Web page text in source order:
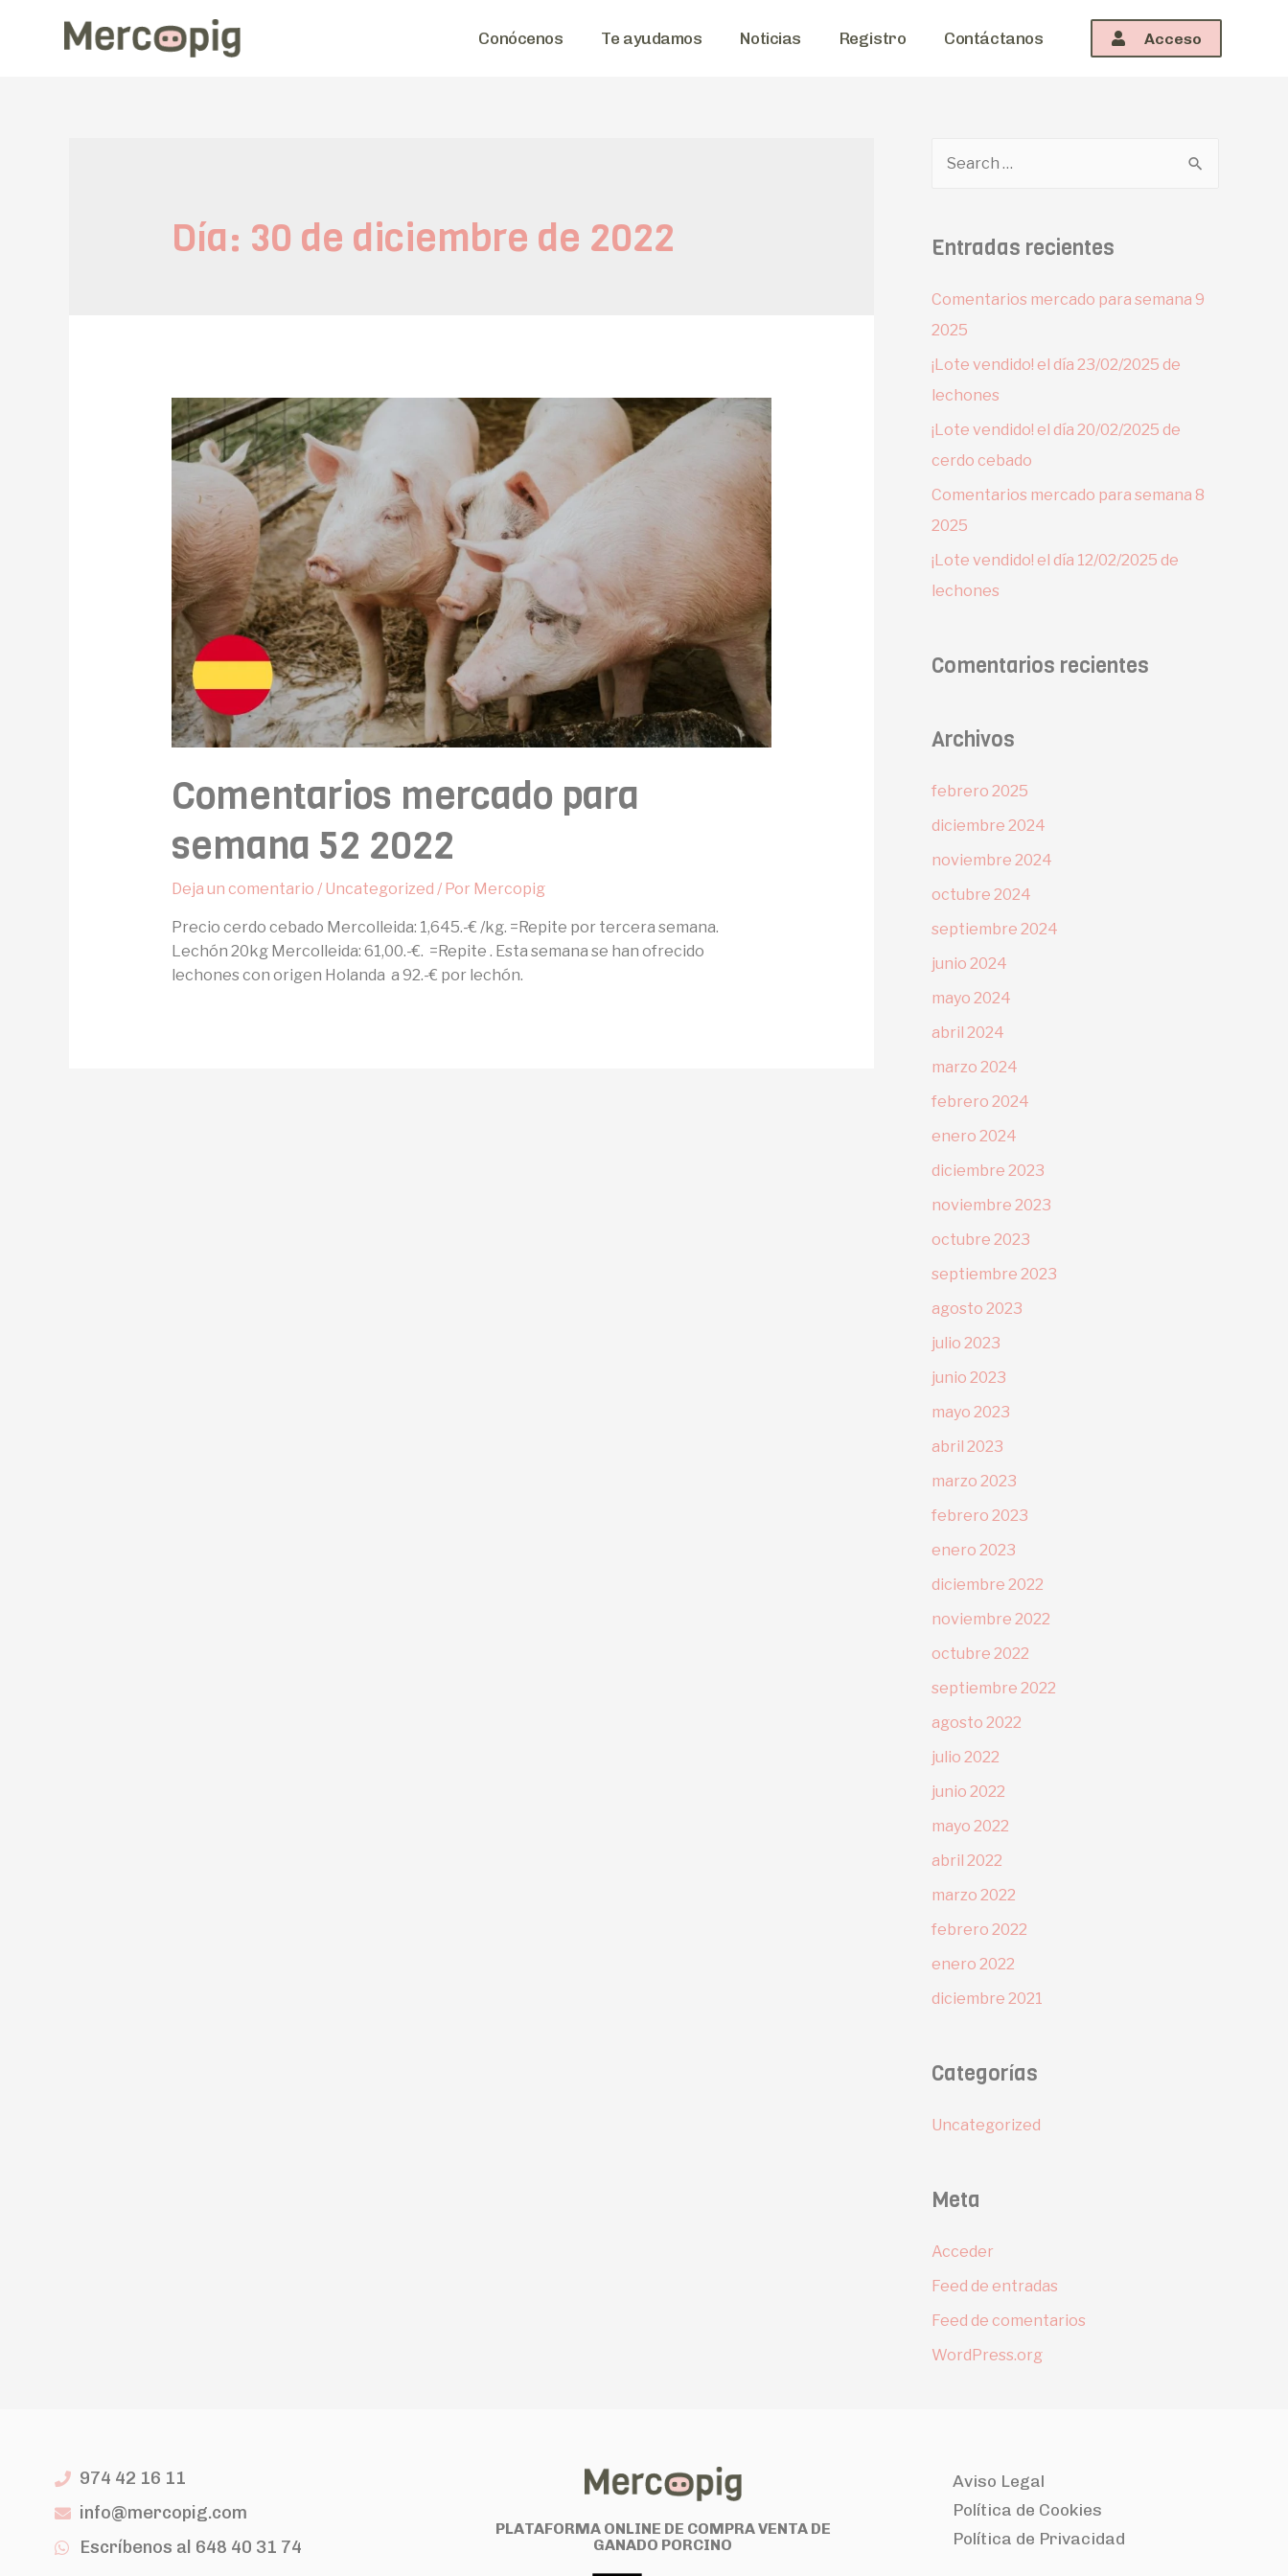
Conócenos Te ayudamos Noticias Registro Contáctanos Acceso
Día: 30 de diciembre de 2022
Comentarios mercado para
semana 52 2022
Deja un comentario / Uncategorized / Por Mercopig
Precio cerdo cebado Mercolleida: 1,645.-€ /kg. =Repite por tercera semana.
Lechón 20kg Mercolleida: 61,00.-€. =Repite . Esta semana se han ofrecido
lechones con origen Holanda a 92.-€ por lechón.
Entradas recientes
Comentarios mercado para semana 9
2025
¡Lote vendido! el día 23/02/2025 de
lechones
¡Lote vendido! el día 20/02/2025 de
cerdo cebado
Comentarios mercado para semana 8
2025
¡Lote vendido! el día 12/02/2025 de
lechones
Comentarios recientes
Archivos
febrero 2025
diciembre 2024
noviembre 2024
octubre 2024
septiembre 2024
junio 2024
mayo 2024
abril 2024
marzo 2024
febrero 2024
enero 2024
diciembre 2023
noviembre 2023
octubre 2023
septiembre 2023
agosto 2023
julio 2023
junio 2023
mayo 2023
abril 2023
marzo 2023
febrero 2023
enero 2023
diciembre 2022
noviembre 2022
octubre 2022
septiembre 2022
agosto 2022
julio 2022
junio 2022
mayo 2022
abril 2022
marzo 2022
febrero 2022
enero 2022
diciembre 2021
Categorías
Uncategorized
Meta
Acceder
Feed de entradas
Feed de comentarios
WordPress.org
974 42 16 11
info@mercopig.com
Escríbenos al 648 40 31 74
PLATAFORMA ONLINE DE COMPRA VENTA DE
GANADO PORCINO
Aviso Legal
Política de Cookies
Política de Privacidad